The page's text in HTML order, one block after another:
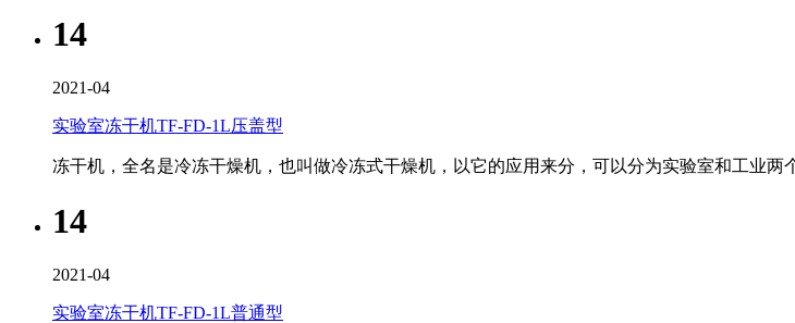
14
2021-04
实验室冻干机TF-FD-1L压盖型
冻干机，全名是冷冻干燥机，也叫做冷冻式干燥机，以它的应用来分，可以分为实验室和工业
14
2021-04
实验室冻干机TF-FD-1L普通型